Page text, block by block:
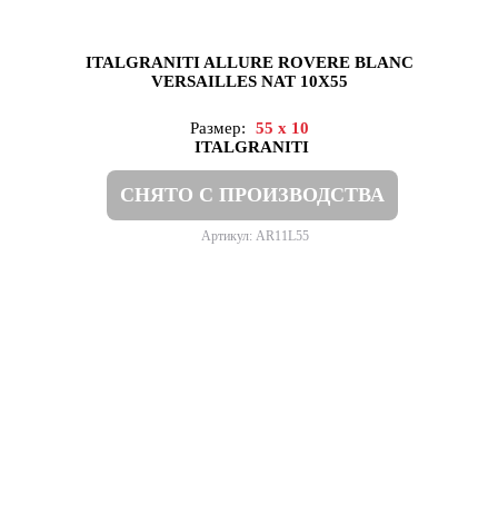
ITALGRANITI ALLURE ROVERE BLANC
VERSAILLES NAT 10X55
Размер:
55 x 10
ITALGRANITI
СНЯТО С ПРОИЗВОДСТВА
Артикул: AR11L55